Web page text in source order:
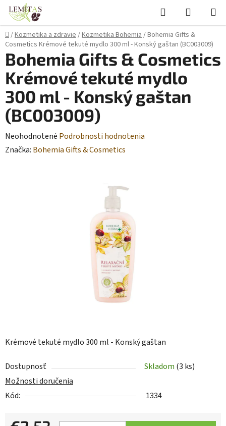
Prejsť
obsah
Hľadať
KOŠÍK
Domov
/Kozmetika a zdravie/Kozmetika Bohemia/Bohemia Gifts &
Cosmetics Krémové tekuté mydlo 300 ml - Konský gaštan (BC003009)
Krémové tekuté mydlo 300 ml - Konský gaštan
Dostupnosť Skladom (3 ks)
Možnosti doručenia
Kód:
1334
Bohemia Gifts & Cosmetics
Krémové tekuté mydlo
300 ml - Konský gaštan
(BC003009)
Priemerné
hodnotenie
Neohodnotené Podrobnosti hodnotenia
Značka: Bohemia Gifts & Cosmetics